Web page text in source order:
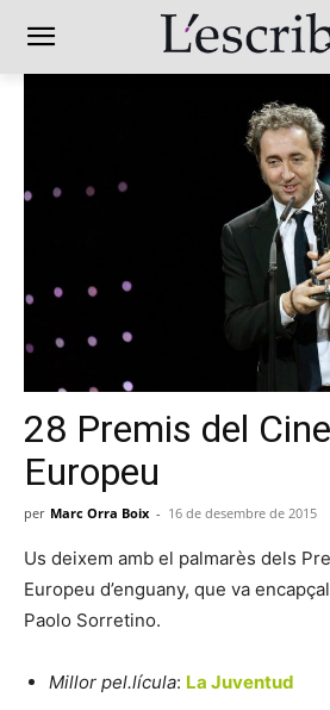
28 Premis del
Europeu
per Marc Orra Boix - 16 de desembre de 2015
Us deixem amb el palmarès dels
Europeu d’enguany, que va
Paolo Sorretino.
Millor pel.lícula: La Juventud